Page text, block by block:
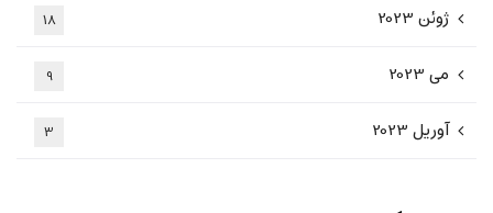
ژوئن 2023 18
می 2023 9
آوریل 2023 3